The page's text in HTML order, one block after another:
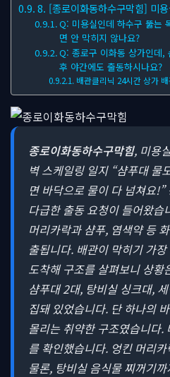
8. [종로이화동하수구막힘] 미
Q: 미용실인데 하수구 뚫는
면 안 막히지 않나요?
Q: 종로구 이화동 상가인데,
후 야간에도 출동하시나요?
배관클리닉 24시간 상가
종로이화동하수구막힘, 미용
벽 스케일링 일지 “샴푸대 물
면 바닥으로 물이 다 넘쳐요
다급한 출동 요청이 들어왔
머리카락과 샴푸, 염색약 등
출됩니다. 배관이 막히기 가
도착해 구조를 살펴보니 상황
샴푸대 2대, 탕비실 싱크대,
집돼 있었습니다. 단 하나의
몰리는 취약한 구조였습니다
를 확인했습니다. 엉킨 머리
물론, 탕비실 음식물 찌꺼기